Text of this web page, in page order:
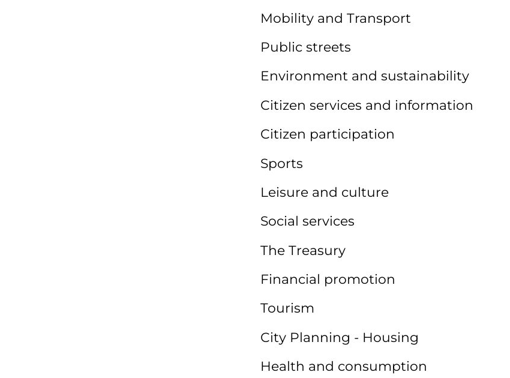
Mobility and Transport
Public streets
Environment and sustainability
Citizen services and information
Citizen participation
Sports
Leisure and culture
Social services
The Treasury
Financial promotion
Tourism
City Planning - Housing
Health and consumption